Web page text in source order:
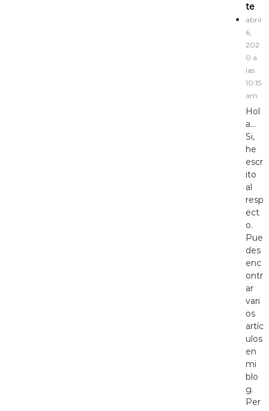
te
abril
6,
202
0 a
las
10:15
am
Hol
a…
Si,
he
escr
ito
al
resp
ect
o.
Pue
des
enc
ontr
ar
vari
os
artíc
ulos
en
mi
blo
g.
Per